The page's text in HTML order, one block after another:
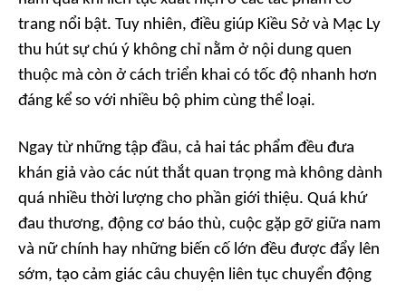
trang nổi bật. Tuy nhiên, điều giúp Kiều Sở và Mạc Ly
thu hút sự chú ý không chỉ nằm ở nội dung quen
thuộc mà còn ở cách triển khai có tốc độ nhanh hơn
đáng kể so với nhiều bộ phim cùng thể loại.
Ngay từ những tập đầu, cả hai tác phẩm đều đưa
khán giả vào các nút thắt quan trọng mà không dành
quá nhiều thời lượng cho phần giới thiệu. Quá khứ
đau thương, động cơ báo thù, cuộc gặp gỡ giữa nam
và nữ chính hay những biến cố lớn đều được đẩy lên
sớm, tạo cảm giác câu chuyện liên tục chuyển động